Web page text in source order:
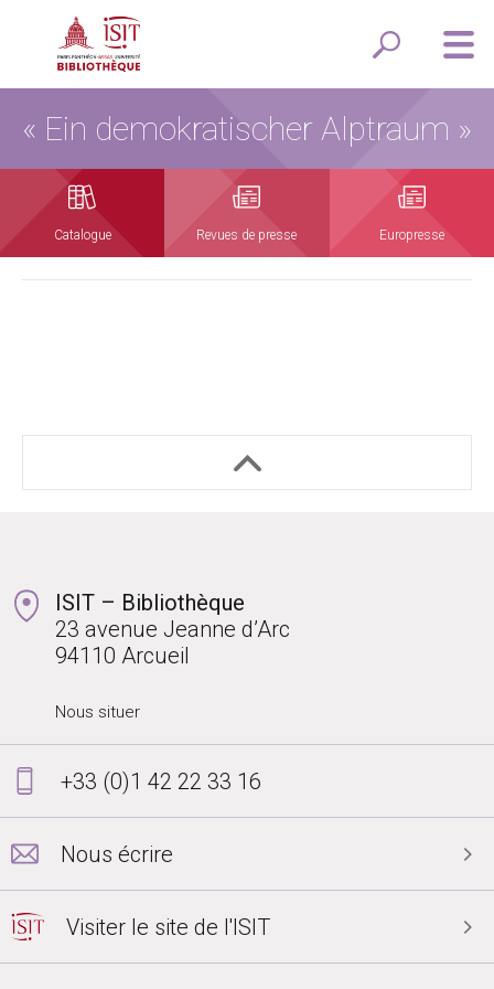
« Ein demokratischer Alptraum »
Catalogue Revues de presse Europresse
ISIT – Bibliothèque
23 avenue Jeanne d’Arc
94110 Arcueil
Nous situer
+33 (0)1 42 22 33 16
Nous écrire
Visiter le site de l'ISIT